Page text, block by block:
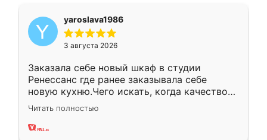
yaroslava1986
3 августа 2026
Заказала себе новый шкаф в студии
Ренессанс где ранее заказывала себе
новую кухню.Чего искать, когда качеством
вполне довольна. Служит кухня уже почти
два года, нареканий нет.
Читать полностью